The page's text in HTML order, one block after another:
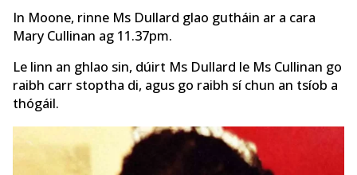
In Moone, rinne Ms Dullard glao gutháin ar a cara
Mary Cullinan ag 11.37pm.
Le linn an ghlao sin, dúirt Ms Dullard le Ms Cullinan go
raibh carr stoptha di, agus go raibh sí chun an tsíob a
thógáil.